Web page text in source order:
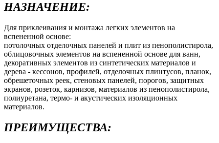
НАЗНАЧЕНИЕ:
Для приклеивания и монтажа легких элементов на
вспененной основе:
потолочных отделочных панелей и плит из пенополистирола,
облицовочных элементов на вспененной основе для ванн,
декоративных элементов из синтетических материалов и
дерева - кессонов, профилей, отделочных плинтусов, планок,
обрешеточных реек, стеновых панелей, порогов, защитных
экранов, розеток, карнизов, материалов из пенополистирола,
полиуретана, термо- и акустических изоляционных
материалов.
ПРЕИМУЩЕСТВА: